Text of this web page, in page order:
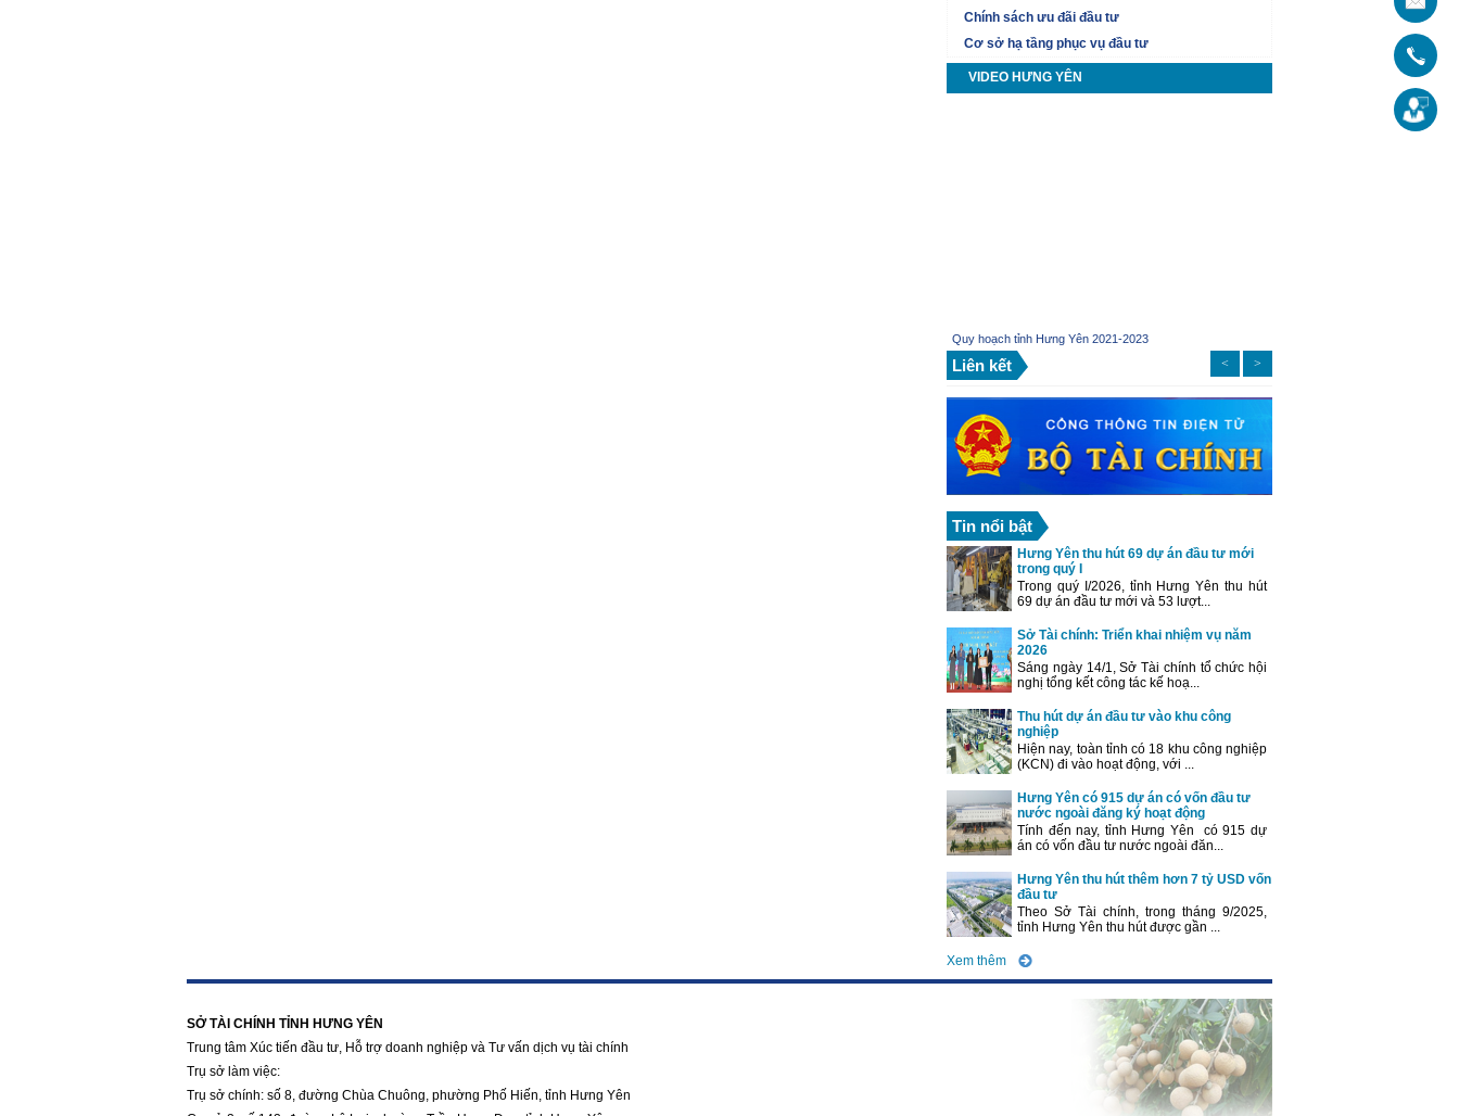
Chính sách ưu đãi đầu tư
Cơ sở hạ tầng phục vụ đầu tư
VIDEO HƯNG YÊN
Quy hoạch tỉnh Hưng Yên 2021-2023
Liên kết >
<
Tin nổi bật
Hưng Yên thu hút 69 dự án đầu tư mới
trong quý I
Trong quý I/2026, tỉnh Hưng Yên thu hút
69 dự án đầu tư mới và 53 lượt...
Sở Tài chính: Triển khai nhiệm vụ năm
2026
Sáng ngày 14/1, Sở Tài chính tổ chức hội
nghị tổng kết công tác kế hoạ...
Thu hút dự án đầu tư vào khu công
nghiệp
Hiện nay, toàn tỉnh có 18 khu công nghiệp
(KCN) đi vào hoạt động, với ...
Hưng Yên có 915 dự án có vốn đầu tư
nước ngoài đăng ký hoạt động
Tính đến nay, tỉnh Hưng Yên có 915 dự
án có vốn đầu tư nước ngoài đăn...
Hưng Yên thu hút thêm hơn 7 tỷ USD vốn
đầu tư
Theo Sở Tài chính, trong tháng 9/2025,
tỉnh Hưng Yên thu hút được gần ...
Xem thêm
SỞ TÀI CHÍNH TỈNH HƯNG YÊN
Trung tâm Xúc tiến đầu tư, Hỗ trợ doanh nghiệp và Tư vấn dịch vụ tài chính
Trụ sở làm việc:
Trụ sở chính: số 8, đường Chùa Chuông, phường Phố Hiến, tỉnh Hưng Yên